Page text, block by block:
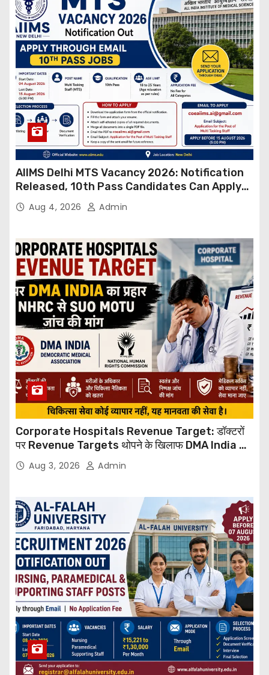
AIIMS Delhi MTS Vacancy 2026: Notification
Released, 10th Pass Candidates Can Apply
Through Email
Aug 4, 2026 Admin
Corporate Hospitals Revenue Target: डॉक्टरों
पर Revenue Targets थोपने के खिलाफ DMA India का
बड़ा कदम, NHRC से Suo Motu जांच की मांग
Aug 3, 2026 Admin